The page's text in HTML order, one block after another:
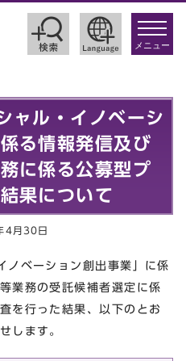
toggle
メニュー
ャル・イノベーシ
る情報発信及び
に係る公募型プ
果について
4月30日
ベーション創出事業」に係
業務の受託候補者選定に係
を行った結果、以下のとお
します。